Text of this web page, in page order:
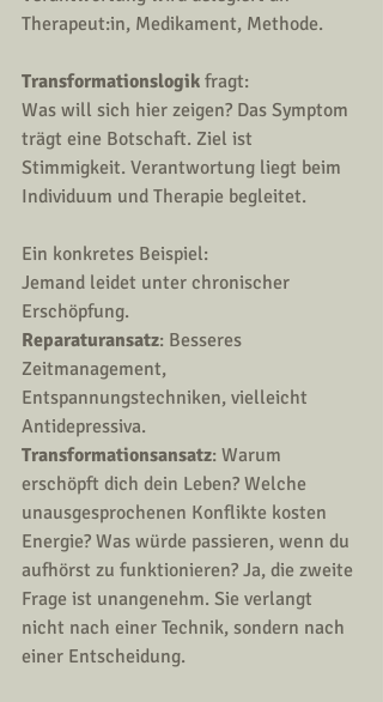
Therapeut:in, Medikament, Methode.
Transformationslogik fragt:
Was will sich hier zeigen? Das Symptom
trägt eine Botschaft. Ziel ist
Stimmigkeit. Verantwortung liegt beim
Individuum und Therapie begleitet.
Ein konkretes Beispiel:
Jemand leidet unter chronischer
Erschöpfung.
Reparaturansatz: Besseres
Zeitmanagement,
Entspannungstechniken, vielleicht
Antidepressiva.
Transformationsansatz: Warum
erschöpft dich dein Leben? Welche
unausgesprochenen Konflikte kosten
Energie? Was würde passieren, wenn du
aufhörst zu funktionieren? Ja, die zweite
Frage ist unangenehm. Sie verlangt
nicht nach einer Technik, sondern nach
einer Entscheidung.